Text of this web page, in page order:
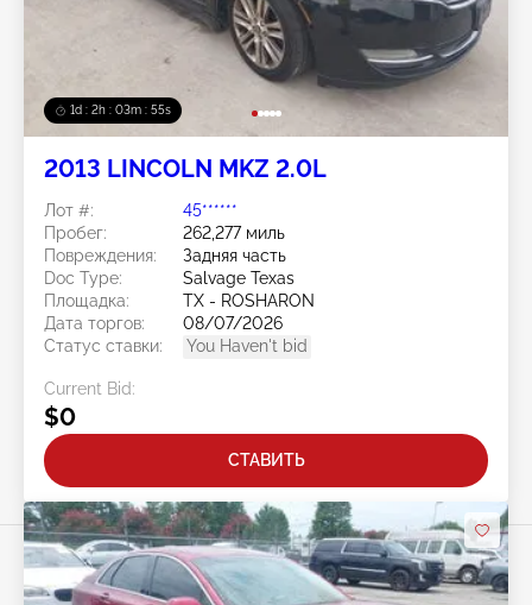
1d : 2h : 03m : 52s
2013 LINCOLN MKZ 2.0L
Лот #:
45******
Пробег:
262,277 миль
Повреждения:
Задняя часть
Doc Type:
Salvage Texas
Площадка:
TX - ROSHARON
Дата торгов:
08/07/2026
Статус ставки:
You Haven't bid
Current Bid:
$0
СТАВИТЬ